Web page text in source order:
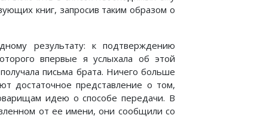
книг, запросив таким образом о
результату: к подтверждению
впервые я услыхала об этой
письма брата. Ничего больше
достаточное представление о том,
идею о способе передачи. В
от ее имени, они сообщили со